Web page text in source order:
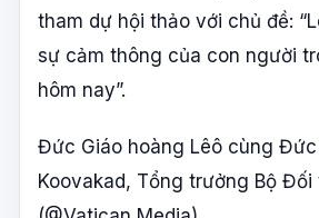
tham dự hội thảo với chủ đề:
sự cảm thông của con người
hôm nay”.
Đức Giáo hoàng Lêô cùng
Koovakad, Tổng trưởng Bộ Đối